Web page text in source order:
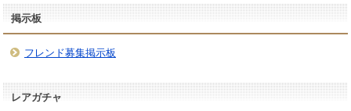
掲示板
フレンド募集掲示板
レアガチャ